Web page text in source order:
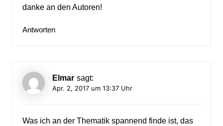
danke an den Autoren!
Antworten
Elmar sagt:
Apr. 2, 2017 um 13:37 Uhr
Was ich an der Thematik spannend finde ist, das